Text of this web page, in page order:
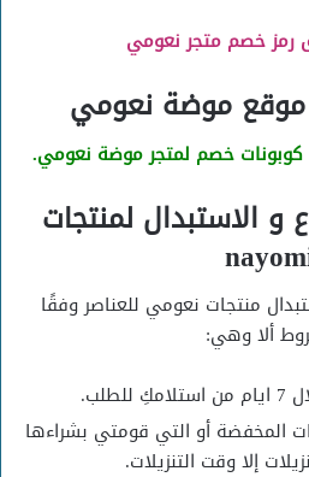
رمز خصم متجر نعومي
موضة نعومي
كوبونات خصم لمتجر موضة نعومي.
و الاستبدال لمنتجات
منتجات نعومي للعناصر وفقًا
ألا وهي:
المخفضة أو التي قومتي بشراءها
إلا وقت التنزيلات.